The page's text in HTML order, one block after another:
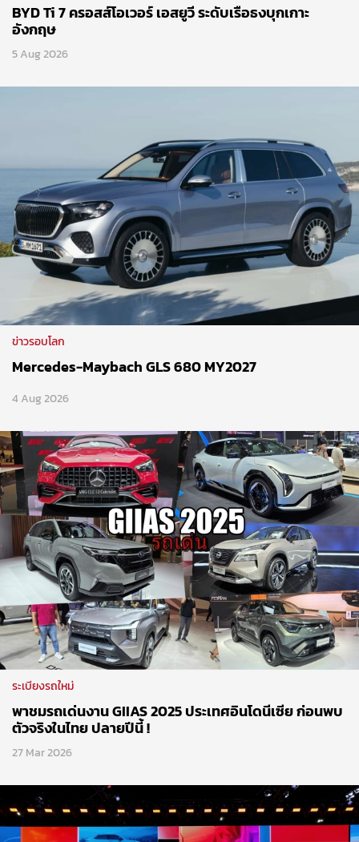
BYD Ti 7 ครอสส์โอเวอร์ เอสยูวี ระดับเรือธงบุกเกาะ
อังกฤษ
5 Aug 2026
ข่าวรอบโลก
Mercedes-Maybach GLS 680 MY2027
4 Aug 2026
ระเบียงรถใหม่
พาชมรถเด่นงาน GIIAS 2025 ประเทศอินโดนีเซีย ก่อนพบ
ตัวจริงในไทย ปลายปีนี้ !
27 Mar 2026